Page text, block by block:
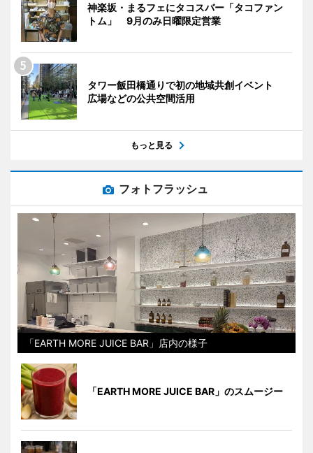
神楽坂・まるフェにタコスバー「タコファン
トム」 9月のみ日曜限定営業
タワー飯田橋通りで初の地域共創イベント
広場などの公共空間活用
もっと見る
フォトフラッシュ
「EARTH MORE JUICE BAR」店内の様子
「EARTH MORE JUICE BAR」のスムージー